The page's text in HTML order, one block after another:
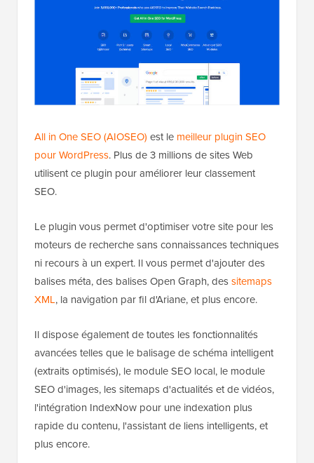
All in One SEO (AIOSEO) est le meilleur plugin SEO
pour WordPress. Plus de 3 millions de sites Web
utilisent ce plugin pour améliorer leur classement
SEO.
Le plugin vous permet d'optimiser votre site pour les
moteurs de recherche sans connaissances techniques
ni recours à un expert. Il vous permet d'ajouter des
balises méta, des balises Open Graph, dessitemaps
XML, la navigation par fil d'Ariane, et plus encore.
Il dispose également de toutes les fonctionnalités
avancées telles que le balisage de schéma intelligent
(extraits optimisés), le module SEO local, le module
SEO d'images, les sitemaps d'actualités et de vidéos,
l'intégration IndexNow pour une indexation plus
rapide du contenu, l'assistant de liens intelligents, et
plus encore.